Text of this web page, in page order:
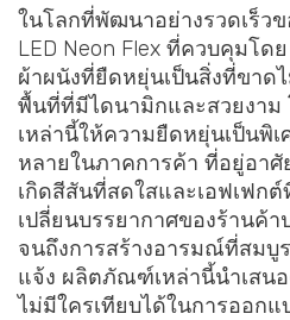
ในโลกที่พัฒนาอย่างรวดเร็ว
LED Neon Flex ที่ควบคุมโด
ผ้าผนังที่ยืดหยุ่นเป็นสิ่งที่ขาด
พื้นที่ที่มีไดนามิกและสวยงาม
เหล่านี้ให้ความยืดหยุ่นเป็นพิ
หลายในภาคการค้า ที่อยู่อาศั
เกิดสีสันที่สดใสและเอฟเฟก
เปลี่ยนบรรยากาศของร้านค้า
จนถึงการสร้างอารมณ์ที่สมบู
แจ้ง ผลิตภัณฑ์เหล่านี้นำเสน
ไม่มีใครเทียบได้ในการออกแ